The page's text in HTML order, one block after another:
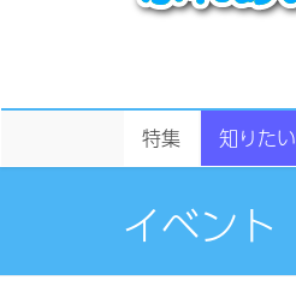
特集 知りたい
イベント